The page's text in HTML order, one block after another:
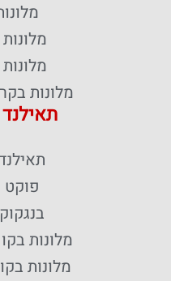
מלונות
פוקט
מלונות
מלונות